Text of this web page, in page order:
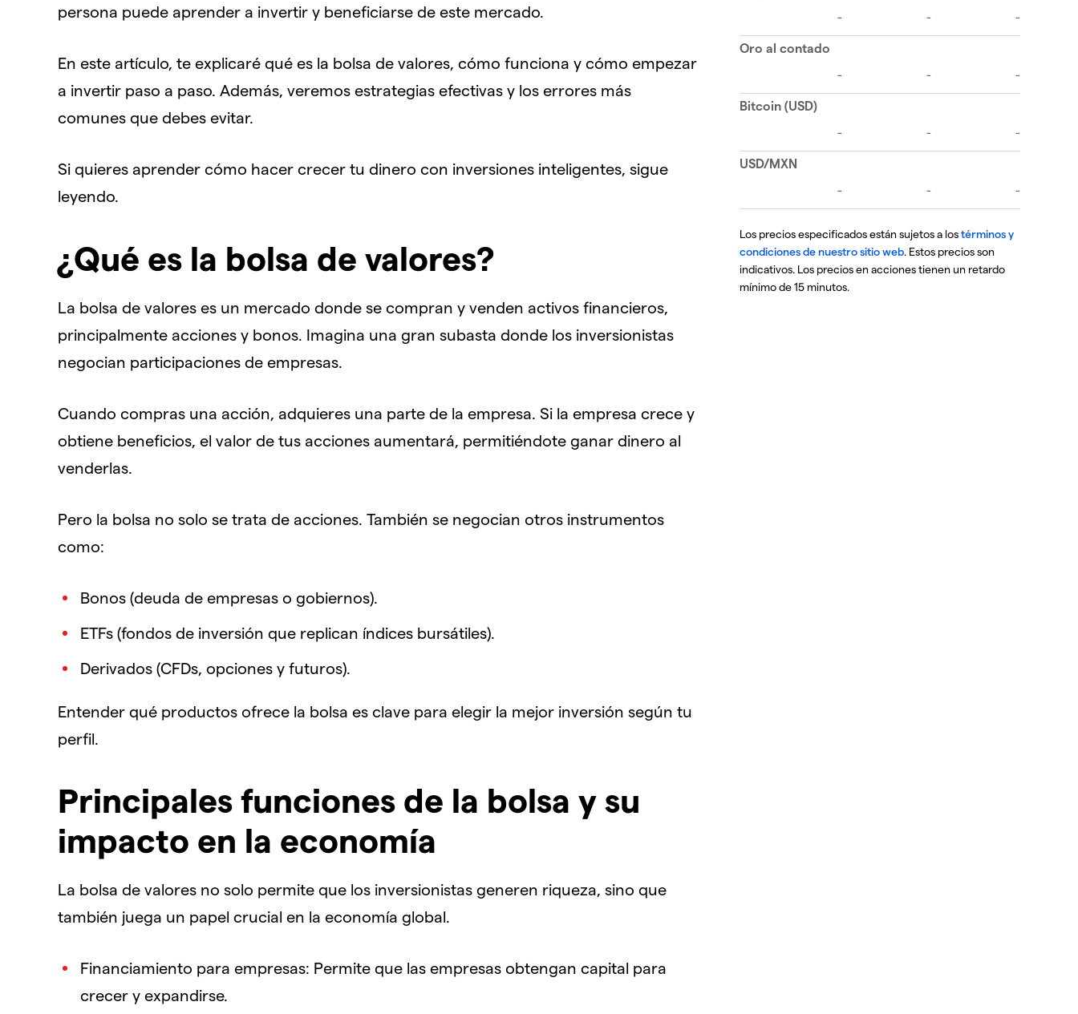
persona puede aprender a invertir y beneficiarse de este mercado.
En este artículo, te explicaré qué es la bolsa de valores, cómo funciona y cómo empezar
a invertir paso a paso. Además, veremos estrategias efectivas y los errores más
comunes que debes evitar.
Si quieres aprender cómo hacer crecer tu dinero con inversiones inteligentes, sigue
leyendo.
¿Qué es la bolsa de valores?
La bolsa de valores es un mercado donde se compran y venden activos financieros,
principalmente acciones y bonos. Imagina una gran subasta donde los inversionistas
negocian participaciones de empresas.
Cuando compras una acción, adquieres una parte de la empresa. Si la empresa crece y
obtiene beneficios, el valor de tus acciones aumentará, permitiéndote ganar dinero al
venderlas.
Pero la bolsa no solo se trata de acciones. También se negocian otros instrumentos
como:
Bonos (deuda de empresas o gobiernos).
ETFs (fondos de inversión que replican índices bursátiles).
Derivados (CFDs, opciones y futuros).
Entender qué productos ofrece la bolsa es clave para elegir la mejor inversión según tu
perfil.
Principales funciones de la bolsa y su
impacto en la economía
La bolsa de valores no solo permite que los inversionistas generen riqueza, sino que
también juega un papel crucial en la economía global.
Financiamiento para empresas: Permite que las empresas obtengan capital para
crecer y expandirse.
Los precios especificados están sujetos a lostérminos y
condiciones de nuestro sitio web. Estos precios son
indicativos. Los precios en acciones tienen un retardo
mínimo de 15 minutos.